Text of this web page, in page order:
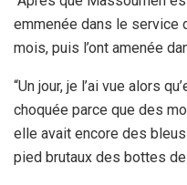
emmenée dans le service
mois, puis l’ont amenée
“Un jour, je l’ai vue alors
choquée parce que des
elle avait encore des
pied brutaux des bottes de